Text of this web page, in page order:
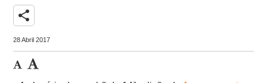
share
28 Abril 2017